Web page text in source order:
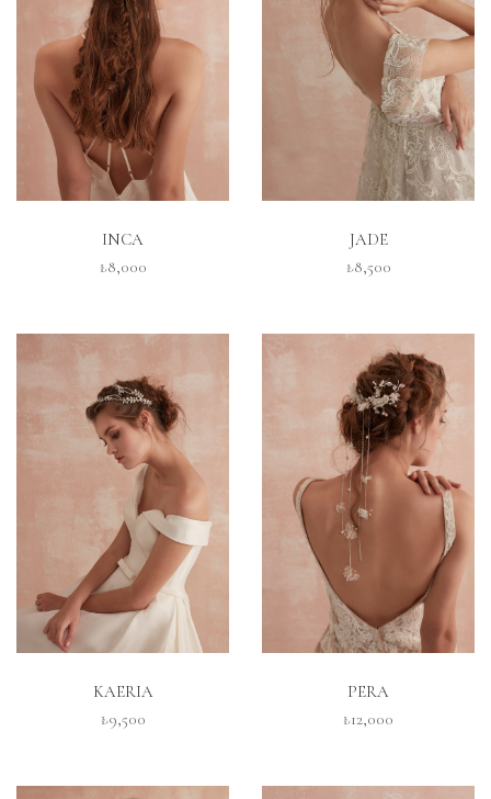
INCA
₺8,000
JADE
₺8,500
KAERIA
₺9,500
PERA
₺12,000